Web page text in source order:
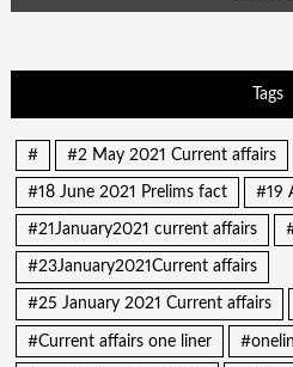
Tags
# #2 May 2021 Current affairs
#18 June 2021 Prelims fact #19
#21January2021 current affairs
#23January2021Current affairs
#25 January 2021 Current affairs
#Current affairs one liner